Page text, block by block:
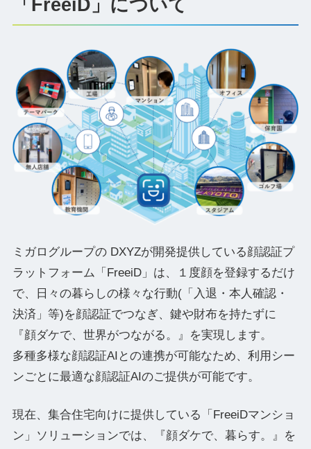
「FreeiD」について
ミガログループの DXYZが開発提供している顔認証プ
ラットフォーム「FreeiD」は、１度顔を登録するだけ
で、日々の暮らしの様々な行動(「入退・本人確認・
決済」等)を顔認証でつなぎ、鍵や財布を持たずに
『顔ダケで、世界がつながる。』を実現します。
多種多様な顔認証AIとの連携が可能なため、利用シー
ンごとに最適な顔認証AIのご提供が可能です。
現在、集合住宅向けに提供している「FreeiDマンショ
ン」ソリューションでは、『顔ダケで、暮らす。』を